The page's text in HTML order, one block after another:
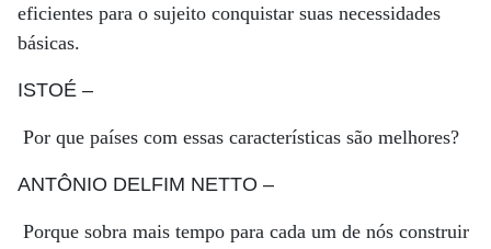
eficientes para o sujeito conquistar suas necessidades
básicas.
ISTOÉ –
Por que países com essas características são melhores?
ANTÔNIO DELFIM NETTO –
Porque sobra mais tempo para cada um de nós construir